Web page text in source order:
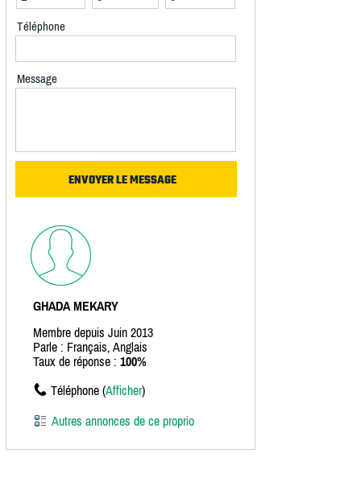
Téléphone
Message
GHADA MEKARY
Membre depuis Juin 2013
Parle : Français, Anglais
Taux de réponse : 100%
Téléphone (Afficher)
Autres annonces de ce proprio